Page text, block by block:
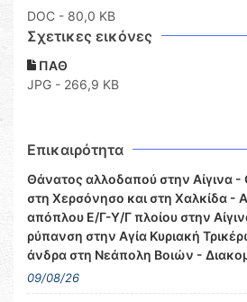
DOC - 80,0 KB
Σχετικες εικόνες
ΠΑΘ
JPG - 266,9 KB
Επικαιρότητα
Θάνατος αλλοδαπού στην Αίγινα
στη Χερσόνησο και στη Χαλκίδα -
απόπλου Ε/Γ-Υ/Γ πλοίου στην
ρύπανση στην Αγία Κυριακή
άνδρα στη Νεάπολη Βοιών -
09/08/26